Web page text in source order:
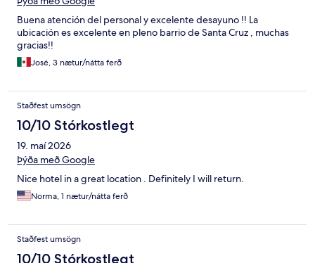
Buena atención del personal y excelente desayuno !! La
ubicación es excelente en pleno barrio de Santa Cruz , muchas
gracias!!
José, 3 nætur/nátta ferð
Staðfest umsögn
10/10 Stórkostlegt
19. maí 2026
Þýða með Google
Nice hotel in a great location . Definitely I will return.
Norma, 1 nætur/nátta ferð
Staðfest umsögn
10/10 Stórkostlegt